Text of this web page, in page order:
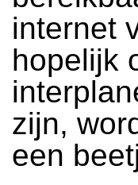
internet
hopelijk
zijn,
een